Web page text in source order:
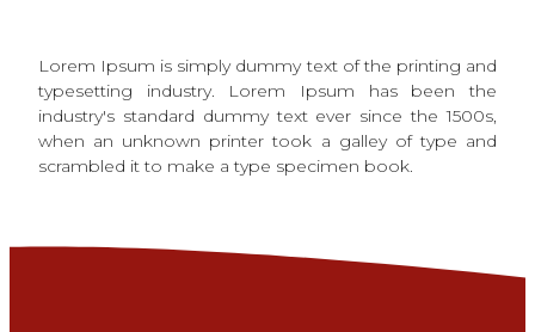
Lorem Ipsum is simply dummy text of the printing and
typesetting industry. Lorem Ipsum has been the
industry's standard dummy text ever since the 1500s,
when an unknown printer took a galley of type and
scrambled it to make a type specimen book.